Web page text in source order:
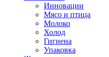
Инновации
Мясо и птица
Молоко
Холод
Гигиена
Упаковка